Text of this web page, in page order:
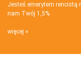
Jesteś emerytem rencistą
nam Twój 1,5%
więcej